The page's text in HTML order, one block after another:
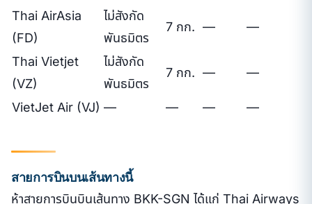
Thai AirAsia
(FD)
ไม่สังกัด
พันธมิตร
7 กก. — —
Thai Vietjet
(VZ)
ไม่สังกัด
พันธมิตร
7 กก. — —
VietJet Air (VJ) — — — —
สายการบินบนเส้นทางนี้
ห้าสายการบินบินเส้นทาง BKK-SGN ได้แก่ Thai Airways